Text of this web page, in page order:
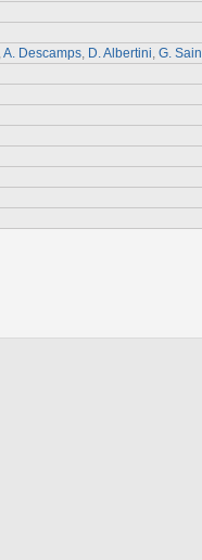
A. Descamps D. Albertini G.